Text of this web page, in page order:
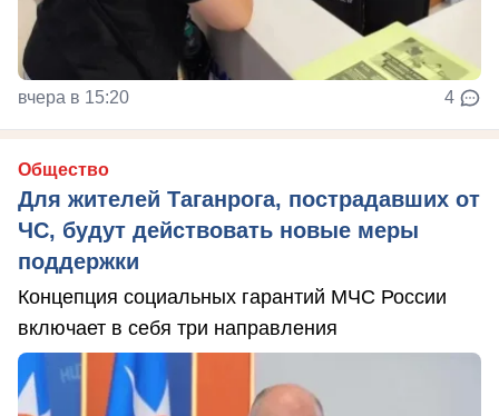
вчера в 15:20 4
Общество
Для жителей Таганрога, пострадавших от
ЧС, будут действовать новые меры
поддержки
Концепция социальных гарантий МЧС России
включает в себя три направления